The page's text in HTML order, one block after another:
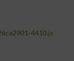
4410.js